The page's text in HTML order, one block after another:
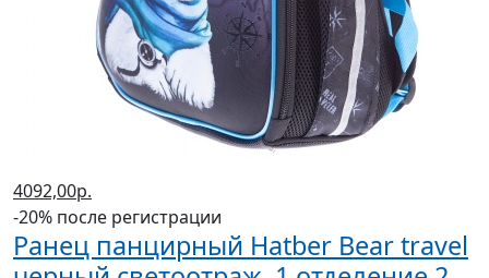
4092,00р.
-20% после регистрации
Ранец панцирный Hatber Bear travel